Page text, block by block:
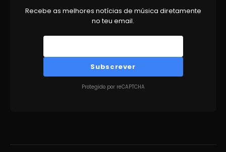
Recebe as melhores notícias de música diretamente
no teu email.
Subscrever
Protegido por reCAPTCHA